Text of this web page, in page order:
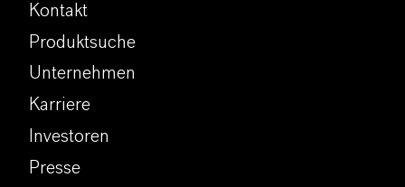
Kontakt
Produktsuche
Unternehmen
Karriere
Investoren
Presse